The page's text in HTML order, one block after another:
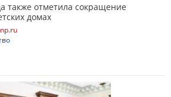
также отметила сокращение
домах